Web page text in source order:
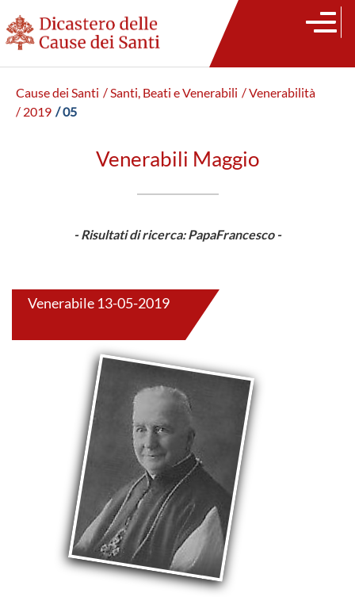
Cause dei Santi / Santi, Beati e Venerabili / Venerabilità
/ 2019 / 05
Venerabili Maggio
- Risultati di ricerca: PapaFrancesco -
Venerabile 13-05-2019